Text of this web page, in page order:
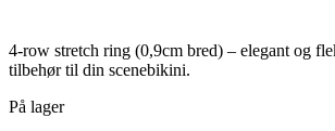
4-row stretch ring (0,9cm bred) – elegant og
tilbehør til din scenebikini.
På lager